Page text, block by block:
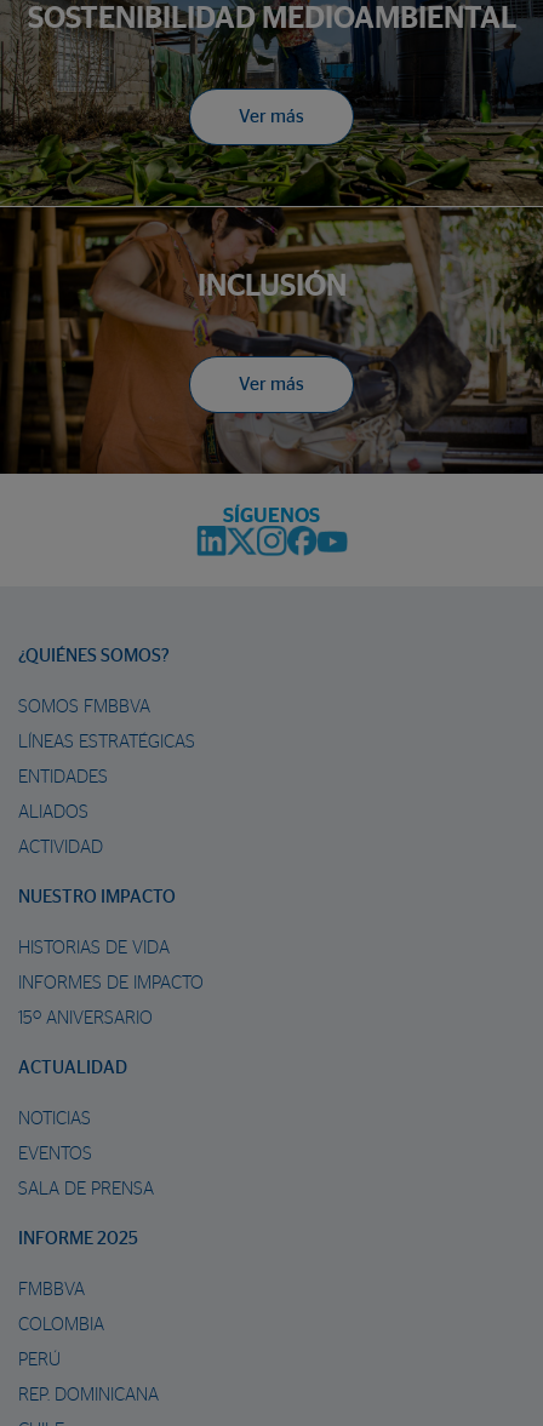
SOSTENIBILIDAD MEDIOAMBIENTAL
Ver más
INCLUSIÓN
Ver más
SÍGUENOS
¿QUIÉNES SOMOS?
SOMOS FMBBVA
LÍNEAS ESTRATÉGICAS
ENTIDADES
ALIADOS
ACTIVIDAD
NUESTRO IMPACTO
HISTORIAS DE VIDA
INFORMES DE IMPACTO
15º ANIVERSARIO
ACTUALIDAD
NOTICIAS
EVENTOS
SALA DE PRENSA
INFORME 2025
FMBBVA
COLOMBIA
PERÚ
REP. DOMINICANA